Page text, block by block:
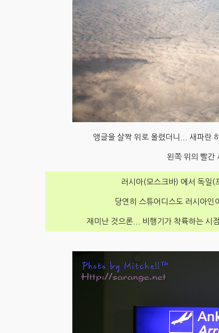
앵글을 살짝 위로 올렸더니... 새파란
왼쪽 위의 빨간
러시아(모스크바) 에서 독일(
당연히 스튜어디스도 러시아인
재미난 것으론... 비행기가 착륙하는 시